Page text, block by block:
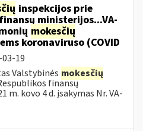
inspekcijos prie
ministerijos...VA-
mokesčių
koronaviruso (COVID
19
Valstybinės mokesčių
finansų
kovo 4 d. įsakymas Nr. VA-